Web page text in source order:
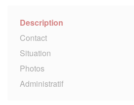
Description
Contact
Situation
Photos
Administratif